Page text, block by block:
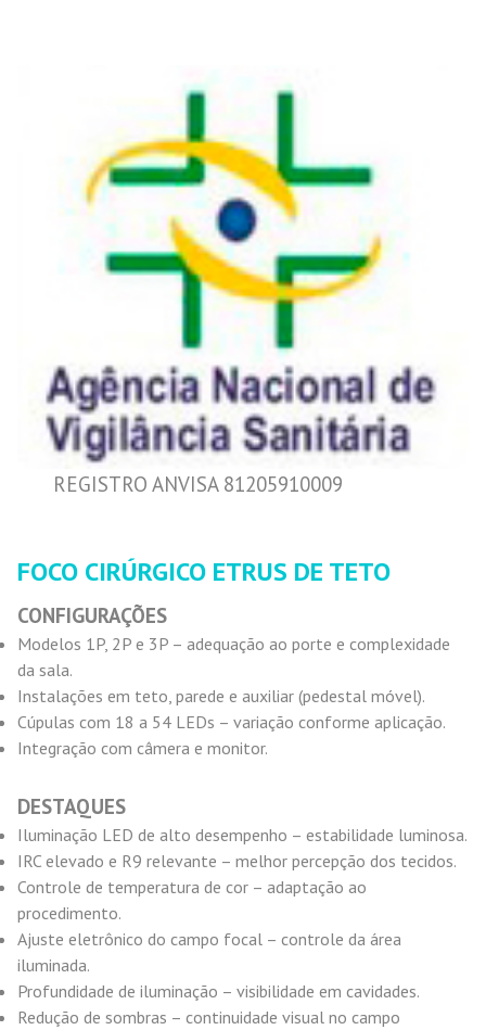
REGISTRO ANVISA 81205910009
FOCO CIRÚRGICO ETRUS DE TETO
CONFIGURAÇÕES
Modelos 1P, 2P e 3P – adequação ao porte e complexidade
da sala.
Instalações em teto, parede e auxiliar (pedestal móvel).
Cúpulas com 18 a 54 LEDs – variação conforme aplicação.
Integração com câmera e monitor.
DESTAQUES
Iluminação LED de alto desempenho – estabilidade luminosa.
IRC elevado e R9 relevante – melhor percepção dos tecidos.
Controle de temperatura de cor – adaptação ao
procedimento.
Ajuste eletrônico do campo focal – controle da área
iluminada.
Profundidade de iluminação – visibilidade em cavidades.
Redução de sombras – continuidade visual no campo